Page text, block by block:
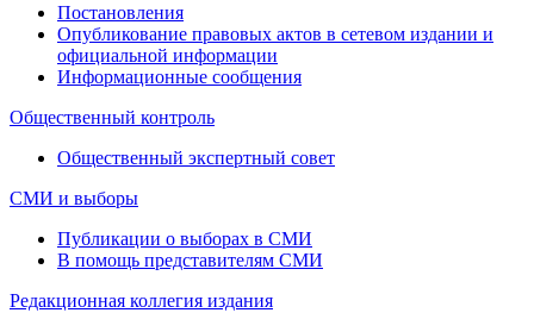
Постановления
Опубликование правовых актов в сетевом издании и
официальной информации
Информационные сообщения
Общественный контроль
Общественный экспертный совет
СМИ и выборы
Публикации о выборах в СМИ
В помощь представителям СМИ
Редакционная коллегия издания